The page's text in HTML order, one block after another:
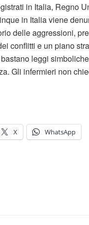
in Italia, Regno
in Italia viene
delle aggressioni,
conflitti e un piano
leggi
Gli infermieri non
X WhatsApp